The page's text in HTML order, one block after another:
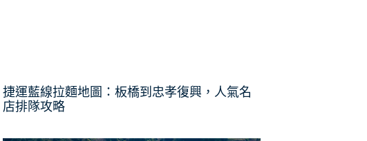
捷運藍線拉麵地圖：板橋到忠孝復興，人氣名
店排隊攻略